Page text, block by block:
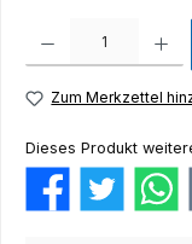
Zum Merkzettel
Dieses Produkt